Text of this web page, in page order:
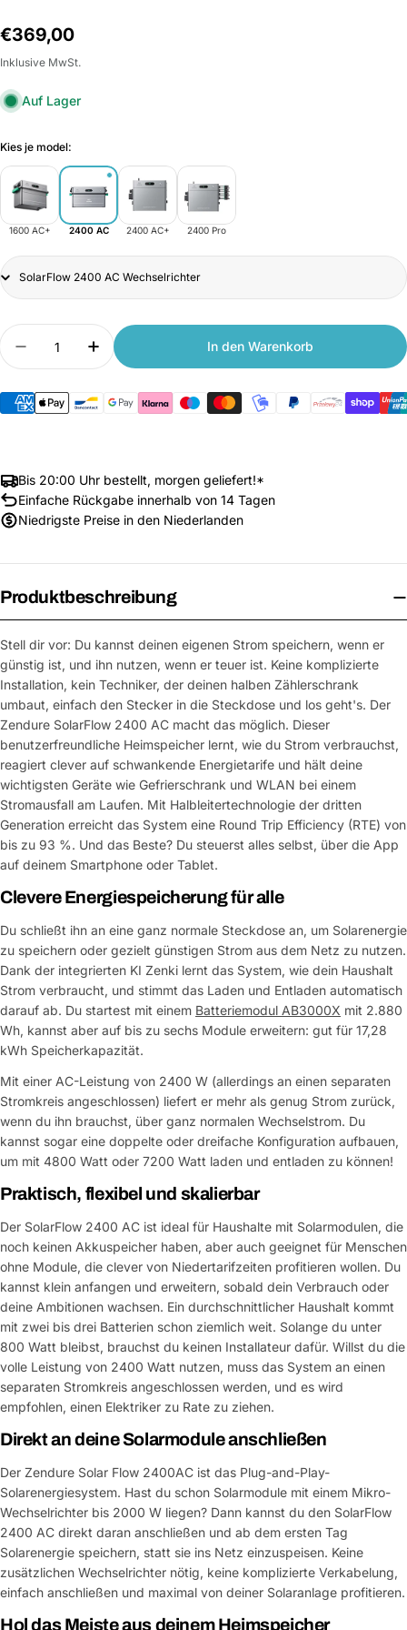
Normalpreis
€369,00
Inklusive MwSt.
Auf Lager
Kies je model:
1600 AC+ 2400 AC 2400 AC+ 2400 Pro
Title
Anzahl
Menge verringern für Zendure SolarFlow 2400
Anzahl erhöhen für Zendure SolarFlow
In den Warenkorb
Bis 20:00 Uhr bestellt, morgen geliefert!*
Einfache Rückgabe innerhalb von 14 Tagen
Niedrigste Preise in den Niederlanden
Produktbeschreibung
Stell dir vor: Du kannst deinen eigenen Strom speichern, wenn er
günstig ist, und ihn nutzen, wenn er teuer ist. Keine komplizierte
Installation, kein Techniker, der deinen halben Zählerschrank
umbaut, einfach den Stecker in die Steckdose und los geht's. Der
Zendure SolarFlow 2400 AC macht das möglich. Dieser
benutzerfreundliche Heimspeicher lernt, wie du Strom verbrauchst,
reagiert clever auf schwankende Energietarife und hält deine
wichtigsten Geräte wie Gefrierschrank und WLAN bei einem
Stromausfall am Laufen. Mit Halbleitertechnologie der dritten
Generation erreicht das System eine Round Trip Efficiency (RTE) von
bis zu 93 %. Und das Beste? Du steuerst alles selbst, über die App
auf deinem Smartphone oder Tablet.
Clevere Energiespeicherung für alle
Du schließt ihn an eine ganz normale Steckdose an, um Solarenergie
zu speichern oder gezielt günstigen Strom aus dem Netz zu nutzen.
Dank der integrierten KI Zenki lernt das System, wie dein Haushalt
Strom verbraucht, und stimmt das Laden und Entladen automatisch
darauf ab. Du startest mit einem Batteriemodul AB3000X mit 2.880
Wh, kannst aber auf bis zu sechs Module erweitern: gut für 17,28
kWh Speicherkapazität.
Mit einer AC-Leistung von 2400 W (allerdings an einen separaten
Stromkreis angeschlossen) liefert er mehr als genug Strom zurück,
wenn du ihn brauchst, über ganz normalen Wechselstrom. Du
kannst sogar eine doppelte oder dreifache Konfiguration aufbauen,
um mit 4800 Watt oder 7200 Watt laden und entladen zu können!
Praktisch, flexibel und skalierbar
Der SolarFlow 2400 AC ist ideal für Haushalte mit Solarmodulen, die
noch keinen Akkuspeicher haben, aber auch geeignet für Menschen
ohne Module, die clever von Niedertarifzeiten profitieren wollen. Du
kannst klein anfangen und erweitern, sobald dein Verbrauch oder
deine Ambitionen wachsen. Ein durchschnittlicher Haushalt kommt
mit zwei bis drei Batterien schon ziemlich weit. Solange du unter
800 Watt bleibst, brauchst du keinen Installateur dafür. Willst du die
volle Leistung von 2400 Watt nutzen, muss das System an einen
separaten Stromkreis angeschlossen werden, und es wird
empfohlen, einen Elektriker zu Rate zu ziehen.
Direkt an deine Solarmodule anschließen
Der Zendure Solar Flow 2400AC ist das Plug-and-Play-
Solarenergiesystem. Hast du schon Solarmodule mit einem Mikro-
Wechselrichter bis 2000 W liegen? Dann kannst du den SolarFlow
2400 AC direkt daran anschließen und ab dem ersten Tag
Solarenergie speichern, statt sie ins Netz einzuspeisen. Keine
zusätzlichen Wechselrichter nötig, keine komplizierte Verkabelung,
einfach anschließen und maximal von deiner Solaranlage profitieren.
Hol das Meiste aus deinem Heimspeicher